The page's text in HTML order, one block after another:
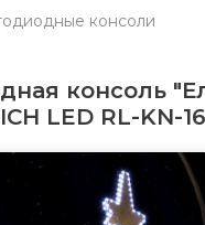
консоли
консоль
LED RL-KN-